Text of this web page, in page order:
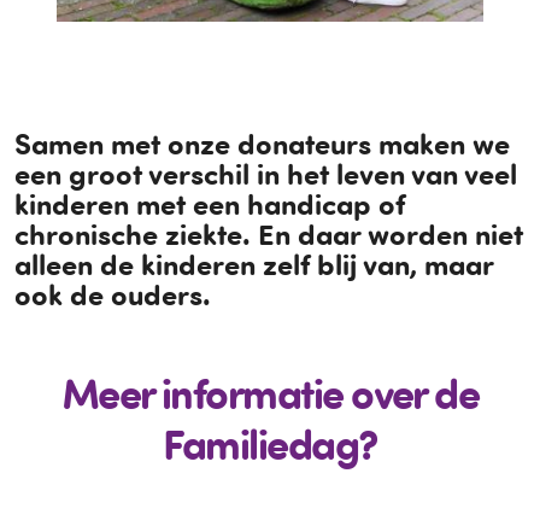
Samen met onze donateurs maken we
een groot verschil in het leven van veel
kinderen met een handicap of
chronische ziekte. En daar worden niet
alleen de kinderen zelf blij van, maar
ook de ouders.
Meer informatie over de
Familiedag?